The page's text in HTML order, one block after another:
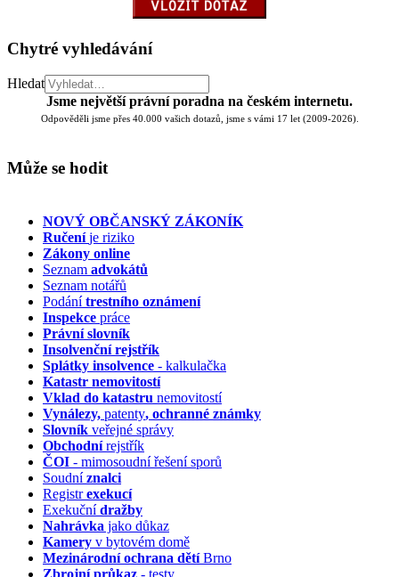
Chytré vyhledávání
Hledat
Jsme největší právní poradna na českém internetu.
Odpověděli jsme přes 40.000 vašich dotazů, jsme s vámi 17 let (2009-2026).
Může se hodit
NOVÝ OBČANSKÝ ZÁKONÍK
Ručeníje riziko
Zákony online
Seznam advokátů
Seznam notářů
Podánítrestního oznámení
Inspekce práce
Právní slovník
Insolvenčnírejstřík
Splátky insolvence - kalkulačka
Katastr nemovitostí
Vklad do katastru nemovitostí
Vynálezy, patenty, ochranné známky
Slovník veřejné správy
Obchodnírejstřík
ČOI - mimosoudní řešení sporů
Soudníznalci
Registrexekucí
Exekučnídražby
Nahrávka jako důkaz
Kamery v bytovém domě
Mezinárodní ochrana dětíBrno
Zbrojní průkaz - testy